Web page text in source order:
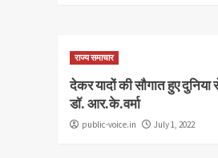
राज्य समाचार
देकर यादों की सौगात हुए
डॉ. आर.के.वर्मा
public-voice.in July 1, 2022